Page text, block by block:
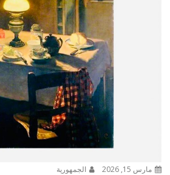
مارس 15, 2026 الجمهورية